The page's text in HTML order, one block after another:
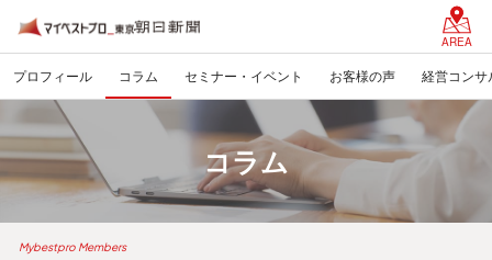
AREA
プロフィール コラム セミナー・イベント お客様の声 経営コンサ
コラム
Mybestpro Members